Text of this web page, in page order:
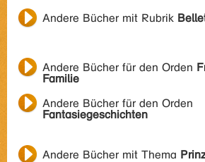
Andere Bücher mit Rubrik
Andere Bücher für den Orden
Familie
Andere Bücher für den Orden
Fantasiegeschichten
Andere Bücher mit Thema